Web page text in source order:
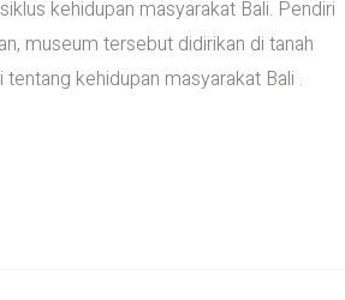
kehidupan masyarakat Bali. Pendiri
museum tersebut didirikan di tanah
kehidupan masyarakat Bali .